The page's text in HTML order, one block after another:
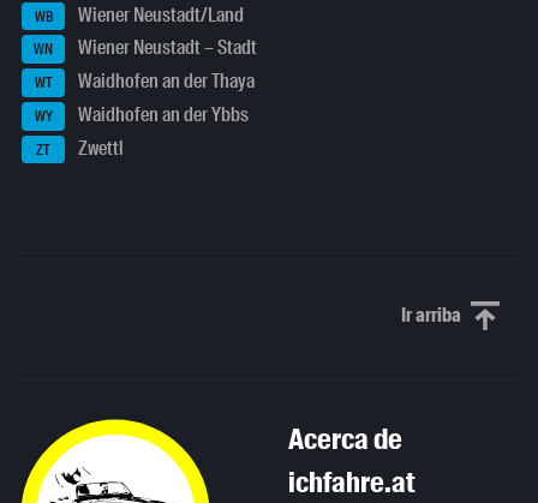
WB Wiener Neustadt/Land
WN Wiener Neustadt – Stadt
WT Waidhofen an der Thaya
WY Waidhofen an der Ybbs
ZT Zwettl
Ir arribaScroll to
Acerca de
ichfahre.at